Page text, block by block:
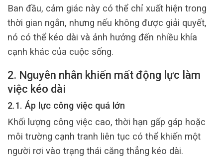
Ban đầu, cảm giác này có thể chỉ xuất hiện trong
thời gian ngắn, nhưng nếu không được giải quyết,
nó có thể kéo dài và ảnh hưởng đến nhiều khía
cạnh khác của cuộc sống.
2. Nguyên nhân khiến mất động lực làm
việc kéo dài
2.1. Áp lực công việc quá lớn
Khối lượng công việc cao, thời hạn gấp gáp hoặc
môi trường cạnh tranh liên tục có thể khiến một
người rơi vào trạng thái căng thẳng kéo dài.